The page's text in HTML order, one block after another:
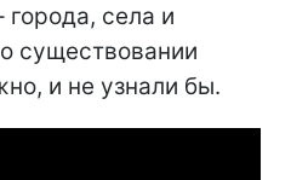
города, села и
существовании
и не узнали бы.